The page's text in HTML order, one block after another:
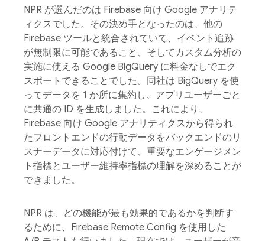
NPR が選んだのは Firebase 向け Google アナリテ
ィクスでした。その決め手となったのは、他の
Firebase ツールと統合されていて、イベント追跡
が無制限に可能であること、そしてカスタム分析の
実施に使える Google BigQuery に料金なしでエク
スポートできることでした。同社は BigQuery を使
ってデータを 1 か所に集約し、アプリユーザーごと
に共通の ID を生成しました。これにより、
Firebase 向け Google アナリティクスから得られ
たフロントエンドの行動データをバックエンドのリ
スナーデータに対応付けて、重要なエンゲージメン
ト指標とユーザー維持率指標の理解を深めることが
できました。
NPR は、どの機能が最も効果的であるかを判断す
るために、Firebase Remote Config を使用した